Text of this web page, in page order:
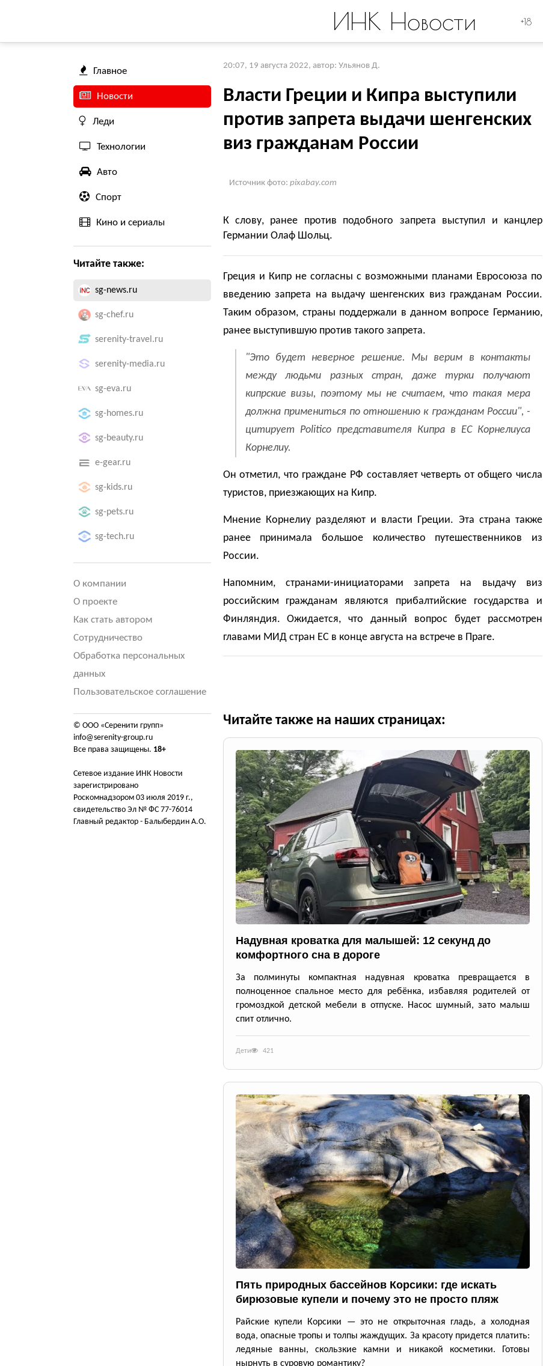
ИНК Новости +18
Главное
Новости
Леди
Технологии
Авто
Спорт
Кино и сериалы
Читайте также:
sg-news.ru
sg-chef.ru
serenity-travel.ru
serenity-media.ru
sg-eva.ru
sg-homes.ru
sg-beauty.ru
e-gear.ru
sg-kids.ru
sg-pets.ru
sg-tech.ru
О компании
О проекте
Как стать автором
Сотрудничество
Обработка персональных
данных
Пользовательское соглашение
© ООО «Серенити групп»
info@serenity-group.ru
Все права защищены. 18+
Сетевое издание ИНК Новости
зарегистрировано
Роскомнадзором 03 июля 2019 г.,
свидетельство Эл № ФС 77-76014
Главный редактор - Балыбердин А.О.
20:07, 19 августа 2022, автор: Ульянов Д.
Власти Греции и Кипра выступили
против запрета выдачи шенгенских
виз гражданам России
Источник фото: pixabay.com
К слову, ранее против подобного запрета выступил и канцлер
Германии Олаф Шольц.
Греция и Кипр не согласны с возможными планами Евросоюза по
введению запрета на выдачу шенгенских виз гражданам России.
Таким образом, страны поддержали в данном вопросе Германию,
ранее выступившую против такого запрета.
"Это будет неверное решение. Мы верим в контакты
между людьми разных стран, даже турки получают
кипрские визы, поэтому мы не считаем, что такая мера
должна примениться по отношению к гражданам России", -
цитирует Politicо представителя Кипра в ЕС Корнелиуса
Корнелиу.
Он отметил, что граждане РФ составляет четверть от общего числа
туристов, приезжающих на Кипр.
Мнение Корнелиу разделяют и власти Греции. Эта страна также
ранее принимала большое количество путешественников из
России.
Напомним, странами-инициаторами запрета на выдачу виз
российским гражданам являются прибалтийские государства и
Финляндия. Ожидается, что данный вопрос будет рассмотрен
главами МИД стран ЕС в конце августа на встрече в Праге.
Читайте также на наших страницах:
Надувная кроватка для малышей: 12 секунд до
комфортного сна в дороге
За полминуты компактная надувная кроватка превращается в
полноценное спальное место для ребёнка, избавляя родителей от
громоздкой детской мебели в отпуске. Насос шумный, зато малыш
спит отлично.
Дети 421
Пять природных бассейнов Корсики: где искать
бирюзовые купели и почему это не просто пляж
Райские купели Корсики — это не открыточная гладь, а холодная
вода, опасные тропы и толпы жаждущих. За красоту придется платить:
ледяные ванны, скользкие камни и никакой косметики. Готовы
нырнуть в суровую романтику?